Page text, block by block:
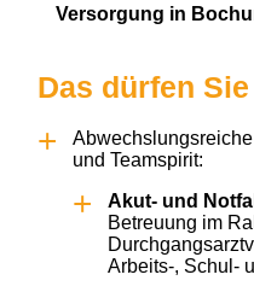
Versorgung in
Das dürfen
und Teamspirit:
Akut- und
Betreuung im
Arbeits-, Schul-